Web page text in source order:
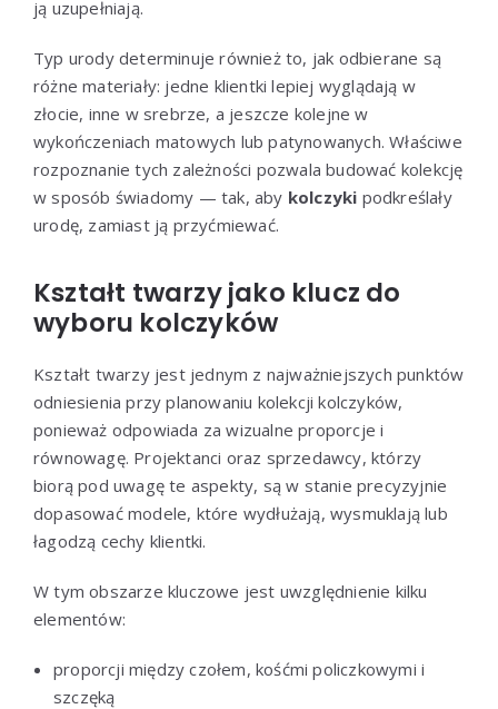
ją uzupełniają.
Typ urody determinuje również to, jak odbierane są
różne materiały: jedne klientki lepiej wyglądają w
złocie, inne w srebrze, a jeszcze kolejne w
wykończeniach matowych lub patynowanych. Właściwe
rozpoznanie tych zależności pozwala budować kolekcję
w sposób świadomy — tak, aby kolczyki podkreślały
urodę, zamiast ją przyćmiewać.
Kształt twarzy jako klucz do
wyboru kolczyków
Kształt twarzy jest jednym z najważniejszych punktów
odniesienia przy planowaniu kolekcji kolczyków,
ponieważ odpowiada za wizualne proporcje i
równowagę. Projektanci oraz sprzedawcy, którzy
biorą pod uwagę te aspekty, są w stanie precyzyjnie
dopasować modele, które wydłużają, wysmuklają lub
łagodzą cechy klientki.
W tym obszarze kluczowe jest uwzględnienie kilku
elementów:
proporcji między czołem, kośćmi policzkowymi i
szczęką